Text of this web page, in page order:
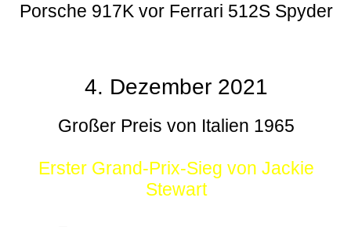
Porsche 917K vor Ferrari 512S Spyder
4. Dezember 2021
Großer Preis von Italien 1965
Erster Grand-Prix-Sieg von Jackie
Stewart